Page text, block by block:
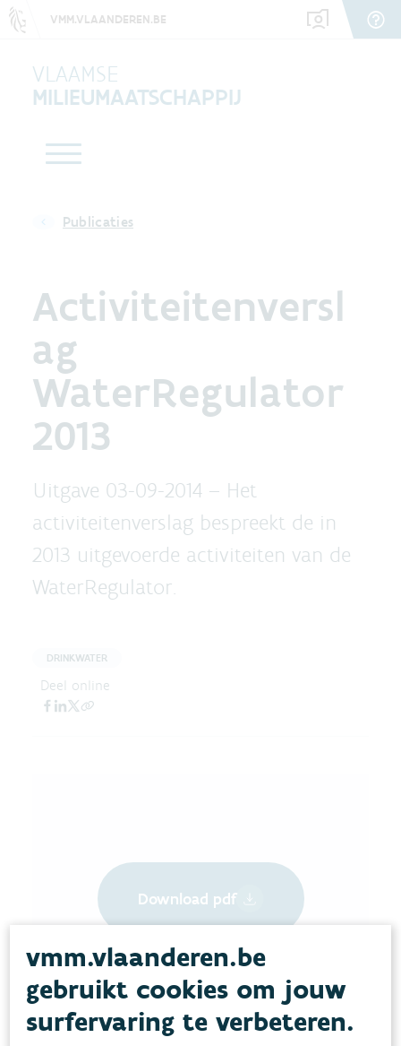
VMM.VLAANDEREN.BE
VLAAMSE
MILIEUMAATSCHAPPIJ
Publicaties
Activiteitenversl
ag
WaterRegulator
2013
Uitgave 03-09-2014 – Het
activiteitenverslag bespreekt de in
2013 uitgevoerde activiteiten van de
WaterRegulator.
DRINKWATER
Deel online
Download pdf
vmm.vlaanderen.be
gebruikt cookies om jouw
surfervaring te verbeteren.